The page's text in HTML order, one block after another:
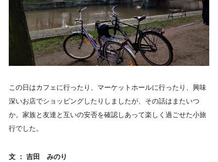
この日はカフェに行ったり、マーケットホールに行ったり、興味
深いお店でショッピングしたりしましたが、その話はまたいつ
か。家族と友達と互いの安否を確認しあって楽しく過ごせた小旅
行でした。
文 ： 吉田 みのり